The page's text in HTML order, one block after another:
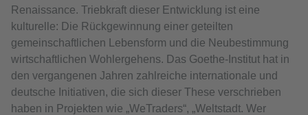
Renaissance. Triebkraft dieser Entwicklung ist eine
kulturelle: Die Rückgewinnung einer geteilten
gemeinschaftlichen Lebensform und die Neubestimmung
wirtschaftlichen Wohlergehens. Das Goethe-Institut hat in
den vergangenen Jahren zahlreiche internationale und
deutsche Initiativen, die sich dieser These verschrieben
haben in Projekten wie „WeTraders“, „Weltstadt. Wer